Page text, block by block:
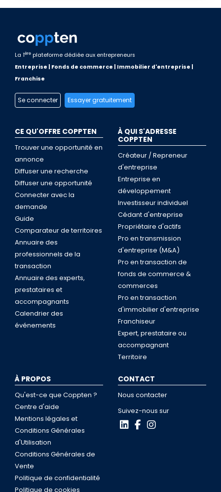
La 1ère plateforme dédiée aux entrepreneurs
Entreprise | Fonds de commerce | Immobilier d'entreprise |
Franchise
Se connecter Essayer gratuitement
CE QU'OFFRE COPPTEN
Trouver une opportunité en
annonce
Diffuser une recherche
Diffuser une opportunité
Connecter avec la
demande
Guide
Comparateur de territoires
Annuaire des
professionnels de la
transaction
Annuaire des experts,
prestataires et
accompagnants
Calendrier des
événements
À QUI S'ADRESSE
COPPTEN
Créateur / Repreneur
d'entreprise
Entreprise en
développement
Investisseur individuel
Cédant d'entreprise
Propriétaire d'actifs
Pro en transmission
d'entreprise (M&A)
Pro en transaction de
fonds de commerce &
commerces
Pro en transaction
d'immobilier d'entreprise
Franchiseur
Expert, prestataire ou
accompagnant
Territoire
À PROPOS
Qu'est-ce que Coppten ?
Centre d'aide
Mentions légales et
Conditions Générales
d'Utilisation
Conditions Générales de
Vente
Politique de confidentialité
Politique de cookies
CONTACT
Nous contacter
Suivez-nous sur